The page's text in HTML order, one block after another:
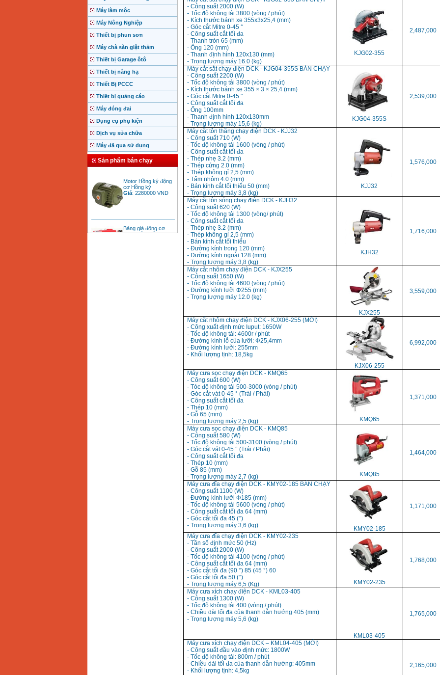
Máy làm mộc
Máy Nông Nghiệp
Thiết bị phun sơn
Máy chà sàn giặt thảm
Thiết bị Garage ôtô
Thiết bị nâng hạ
Thiết Bị PCCC
Thiết bị quảng cáo
Máy đóng đai
Dụng cụ phụ kiện
Dịch vụ sửa chữa
Máy đã qua sử dụng
Sản phẩm bán chạy
cơ Hồng ký
Giá:2280000
diesel đầu nổ diesel
Giá:6500000VND
- Công suất 2000 (W)
- Tốc độ không tải 3800 (vòng / phút)
- Kích thước bánh xe 355x3x25,4 (mm)
- Góc cắt Mitre 0-45 °
- Công suất cắt tối đa
- Thanh tròn 65 (mm)
- Ống 120 (mm)
- Thanh định hình 120x130 (mm)
- Trọng lượng máy 16.0 (kg)
KJG02-355
2,487,000
Máy cắt sắt chạy điện DCK - KJG04-355S BÁN CHẠY
- Công suất 2200 (W)
- Tốc độ không tải 3800 (vòng / phút)
- Kích thước bánh xe 355 × 3 × 25,4 (mm)
- Góc cắt Mitre 0-45 °
- Công suất cắt tối đa
- Ống 100mm
- Thanh định hình 120x130mm
- Trọng lượng máy 15,6 (kg)
KJG04-355S
2,539,000
Máy cắt tôn thẳng chạy điện DCK - KJJ32
- Công suất 710 (W)
- Tốc độ không tải 1600 (vòng / phút)
- Công suất cắt tối đa
- Thép nhẹ 3.2 (mm)
- Thép cứng 2.0 (mm)
- Thép không gỉ 2,5 (mm)
- Tấm nhôm 4.0 (mm)
- Bán kính cắt tối thiểu 50 (mm)
- Trọng lượng máy 3,8 (kg)
KJJ32
1,576,000
Máy cắt tôn sóng chạy điện DCK - KJH32
- Công suất 620 (W)
- Tốc độ không tải 1300 (vòng/ phút)
- Công suất cắt tối đa
- Thép nhẹ 3.2 (mm)
- Thép không gỉ 2,5 (mm)
- Bán kính cắt tối thiểu
- Đường kính trong 120 (mm)
- Đường kính ngoài 128 (mm)
- Trọng lượng máy 3,8 (kg)
KJH32
1,716,000
Máy cắt nhôm chạy điện DCK - KJX255
- Công suất 1650 (W)
- Tốc độ không tải 4600 (vòng / phút)
- Đường kính lưỡi Φ255 (mm)
- Trọng lượng máy 12.0 (kg)
KJX255
3,559,000
Máy cắt nhôm chạy điện DCK - KJX06-255 (MỚI)
- Công xuất định mức Iuput: 1650W
- Tốc độ không tải: 4600r / phút
- Đường kính lỗ của lưỡi: Φ25,4mm
- Đường kính lưỡi: 255mm
- Khối lượng tịnh: 18,5kg
KJX06-255
6,992,000
Máy cưa sọc chạy điện DCK - KMQ65
- Công suất 600 (W)
- Tóc độ không tải 500-3000 (vòng / phút)
- Góc cắt vát 0-45 ° (Trái / Phải)
- Công suất cắt tối đa
- Thép 10 (mm)
- Gỗ 65 (mm)
- Trọng lượng máy 2,5 (kg)
KMQ65
1,371,000
Máy cưa sọc chạy điện DCK - KMQ85
- Công suất 580 (W)
- Tốc độ không tải 500-3100 (vòng / phút)
- Góc cắt vát 0-45 ° (Trái / Phải)
- Công suất cắt tối đa
- Thép 10 (mm)
- Gỗ 85 (mm)
- Trọng lượng máy 2,7 (kg)
KMQ85
1,464,000
Máy cưa đĩa chạy điện DCK - KMY02-185 BÁN CHẠY
- Công suất 1100 (W)
- Đường kính lưỡi Φ185 (mm)
- Tốc độ không tải 5600 (vòng / phút)
- Công suất cắt tối đa 64 (mm)
- Góc cắt tối đa 45 (°)
- Trọng lượng máy 3,6 (kg)
KMY02-185
1,171,000
Máy cưa đĩa chạy điện DCK - KMY02-235
- Tần số định mức 50 (Hz)
- Công suất 2000 (W)
- Tốc độ không tải 4100 (vòng / phút)
- Công suất cắt tối đa 64 (mm)
- Góc cắt tối đa (90 °) 85 (45 °) 60
- Góc cắt tối đa 50 (°)
- Trọng lượng máy 6,5 (Kg)
KMY02-235
1,768,000
Máy cưa xích chạy điện DCK - KML03-405
- Công suất 1300 (W)
- Tốc độ không tải 400 (vòng / phút)
- Chiều dài tối đa của thanh dẫn hướng 405 (mm)
- Trọng lượng máy 5,6 (kg)
KML03-405
1,765,000
Máy cưa xích chạy điện DCK – KML04-405 (MỚI)
- Công suất đầu vào định mức: 1800W
- Tốc độ không tải: 800m / phút
- Chiều dài tối đa của thanh dẫn hướng: 405mm
- Khối lượng tịnh: 4,5kg
2,165,000